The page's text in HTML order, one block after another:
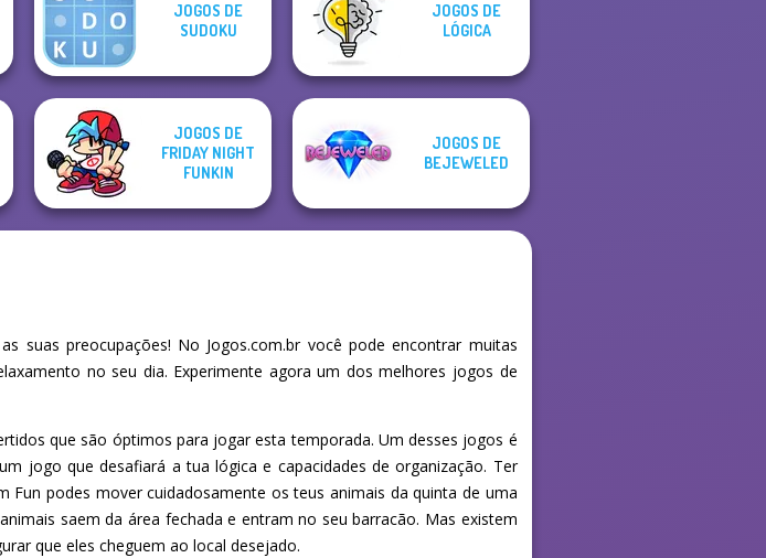
10X10 Gems
Deluxe
Block Dropping
Merge
Gold Strike Icy
Cave
Dusty Maze
Hunter
JOGOS DE
SUDOKU
JOGOS DE
LÓGICA
JOGOS DE
FRIDAY NIGHT
FUNKIN
JOGOS DE
BEJEWELED
suas preocupações! No Jogos.com.br você pode encontrar muitas
no seu dia. Experimente agora um dos melhores jogos de
que são óptimos para jogar esta temporada. Um desses jogos é
jogo que desafiará a tua lógica e capacidades de organização. Ter
podes mover cuidadosamente os teus animais da quinta de uma
saem da área fechada e entram no seu barracão. Mas existem
que eles cheguem ao local desejado.